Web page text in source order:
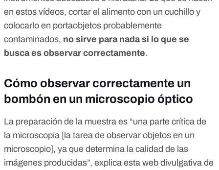
en estos vídeos, cortar el alimento con un cuchillo y
colocarlo en portaobjetos probablemente
contaminados, no sirve para nada si lo que se
busca es observar correctamente.
Cómo observar correctamente un
bombón en un microscopio óptico
La preparación de la muestra es “una parte crítica de
la microscopía [la tarea de observar objetos en un
microscopio], ya que determina la calidad de las
imágenes producidas”, explica esta web divulgativa de